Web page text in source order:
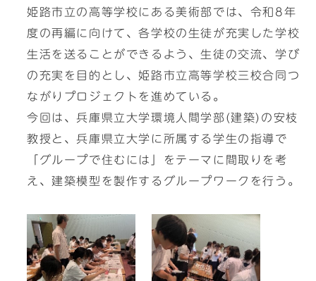
姫路市立の高等学校にある美術部では、令和8年
度の再編に向けて、各学校の生徒が充実した学校
生活を送ることができるよう、生徒の交流、学び
の充実を目的とし、姫路市立高等学校三校合同つ
ながりプロジェクトを進めている。
今回は、兵庫県立大学環境人間学部(建築)の安枝
教授と、兵庫県立大学に所属する学生の指導で
「グループで住むには」をテーマに間取りを考
え、建築模型を製作するグループワークを行う。